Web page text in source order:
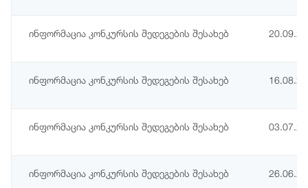
ინფორმაცია კონკურსის შედეგების შესახებ
ინფორმაცია კონკურსის შედეგების შესახებ
ინფორმაცია კონკურსის შედეგების შესახებ
ინფორმაცია კონკურსის შედეგების შესახებ